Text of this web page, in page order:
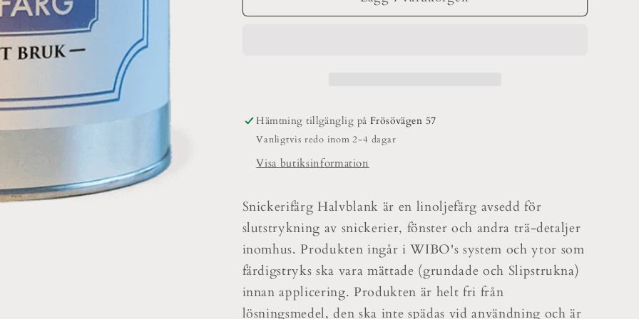
LinoljefärgLinoljefärg
Hämtning tillgänglig på Frösövägen 57
Vanligtvis redo inom 2-4 dagar
Visa butiksinformation
Snickerifärg Halvblank är en linoljefärg avsedd för
slutstrykning av snickerier, fönster och andra trä-detaljer
inomhus. Produkten ingår i WIBO's system och ytor som
färdigstryks ska vara mättade (grundade och Slipstrukna)
innan applicering. Produkten är helt fri från
lösningsmedel, den ska inte spädas vid användning och är